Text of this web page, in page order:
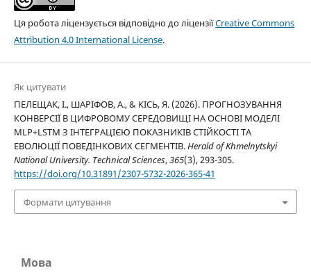
Ця робота ліцензується відповідно до ліцензіїCreative Commons
Attribution 4.0 International License.
Як цитувати
ПЕЛЕЩАК, І., ШАРІФОВ, А., & КІСЬ, Я. (2026). ПРОГНОЗУВАННЯ
КОНВЕРСІЇ В ЦИФРОВОМУ СЕРЕДОВИЩІ НА ОСНОВІ МОДЕЛІ
MLP+LSTM З ІНТЕГРАЦІЄЮ ПОКАЗНИКІВ СТІЙКОСТІ ТА
ЕВОЛЮЦІЇ ПОВЕДІНКОВИХ СЕГМЕНТІВ.Herald of Khmelnytskyi
National University. Technical Sciences,365(3), 293-305.
https://doi.org/10.31891/2307-5732-2026-365-41
Формати цитування
Мова